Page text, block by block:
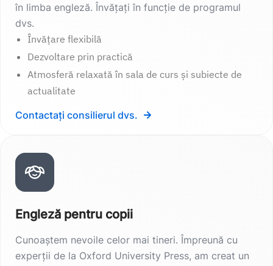
în limba engleză. Învățați în funcție de programul
dvs.
Învățare flexibilă
Dezvoltare prin practică
Atmosferă relaxată în sala de curs și subiecte de
actualitate
Contactați consilierul dvs.
Engleză pentru copii
Cunoaștem nevoile celor mai tineri. Împreună cu
experții de la Oxford University Press, am creat un